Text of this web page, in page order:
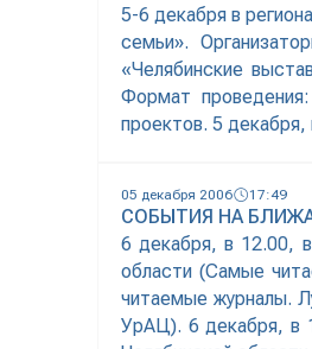
5-6 декабря в
семьи».
«Челябинские
Формат
проектов. 5
05 декабря 2006 17:49
СОБЫТИЯ НА
6 декабря, в 12.00,
области (Самые
читаемые журналы.
УрАЦ). 6 декабря, в